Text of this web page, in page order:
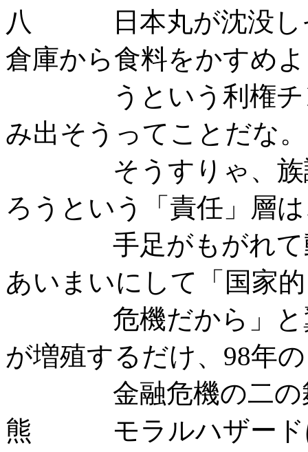
八 日本丸が沈没しそ
倉庫から食料をかすめよ
うという利権チン
み出そうってことだな。
そうすりゃ、族議
ろうという「責任」層
手足がもがれて動
あいまいにして「国家的
危機だから」と翼
が増殖するだけ、98年の
金融危機の二の
熊 モラルハザードは